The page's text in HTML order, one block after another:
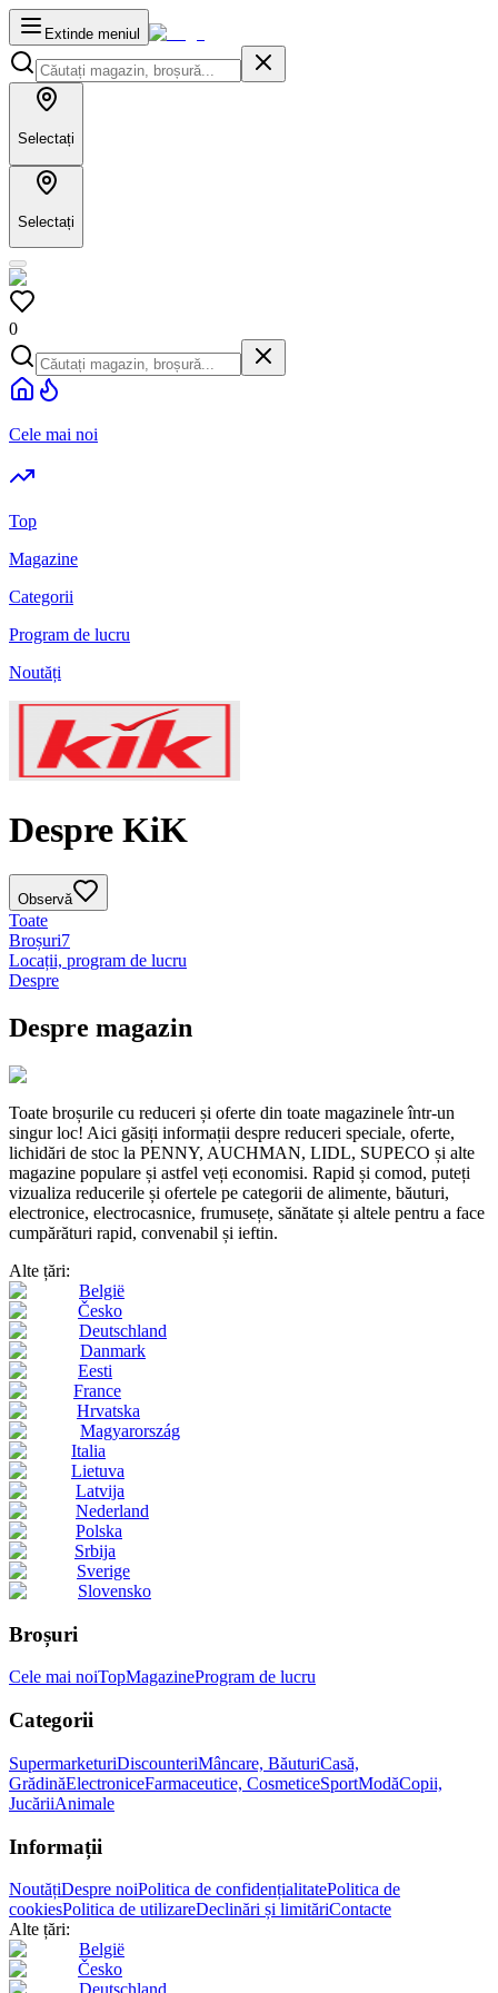
Extinde meniul
Selectați
Selectați
0
Cele mai noi
Top
Magazine
Categorii
Program de lucru
Noutăți
Despre KiK
Observă
Toate
Broșuri7
Locații, program de lucru
Despre
Despre magazin
Toate broșurile cu reduceri și oferte din toate magazinele într-un
singur loc! Aici găsiți informații despre reduceri speciale, oferte,
lichidări de stoc la PENNY, AUCHMAN, LIDL, SUPECO și alte
magazine populare și astfel veți economisi. Rapid și comod, puteți
vizualiza reducerile și ofertele pe categorii de alimente, băuturi,
electronice, electrocasnice, frumusețe, sănătate și altele pentru a face
cumpărături rapid, convenabil și ieftin.
Alte țări:
België
Česko
Deutschland
Danmark
Eesti
France
Hrvatska
Magyarország
Italia
Lietuva
Latvija
Nederland
Polska
Srbija
Sverige
Slovensko
Broșuri
Cele mai noiTopMagazineProgram de lucru
Categorii
SupermarketuriDiscounteriMâncare, BăuturiCasă,
GrădinăElectroniceFarmaceutice, CosmeticeSportModăCopii,
JucăriiAnimale
Informații
NoutățiDespre noiPolitica de confidențialitatePolitica de
cookiesPolitica de utilizareDeclinări și limităriContacte
Alte țări:
België
Česko